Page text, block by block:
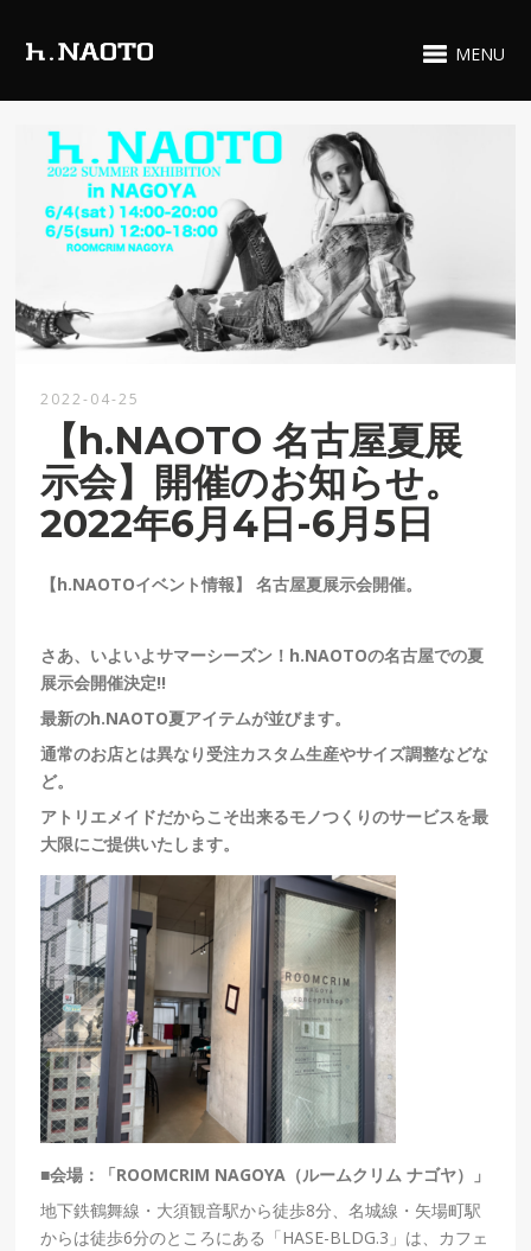
MENU
2022-04-25
【h.NAOTO 名古屋夏展
示会】開催のお知らせ。
2022年6月4日-6月5日
【h.NAOTOイベント情報】 名古屋夏展示会開催。
さあ、いよいよサマーシーズン！h.NAOTOの名古屋での夏
展示会開催決定!!
最新のh.NAOTO夏アイテムが並びます。
通常のお店とは異なり受注カスタム生産やサイズ調整などな
ど。
アトリエメイドだからこそ出来るモノつくりのサービスを最
大限にご提供いたします。
■会場：「ROOMCRIM NAGOYA（ルームクリム ナゴヤ）」
地下鉄鶴舞線・大須観音駅から徒歩8分、名城線・矢場町駅
からは徒歩6分のところにある「HASE-BLDG.3」は、カフェ